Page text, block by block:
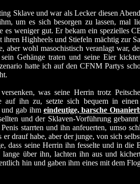
Sklave und war als Lecker diesen
um es sich besorgen zu lassen, mal
es weniger gut. Er bekam ein spezielles
Highheels und Stiefeln mächtig zur
aber wohl masochistisch veranlagt war,
Gehänge traten und seine Eier
hatte ich auf den CFNM Partys
was seine Herrin trotz
ihn zu, setzte sich bequem in einen
gab ihm eindeutige, barsche
und der Sklaven-Vorführung gebannt
starrten und ihn anfeuerten, umso
drauf habe, aber der junge, von sich
dass seine Herrin ihn fesselte und in die
über ihn, lachten ihn aus und
hin und gaben ihm eines mit dem